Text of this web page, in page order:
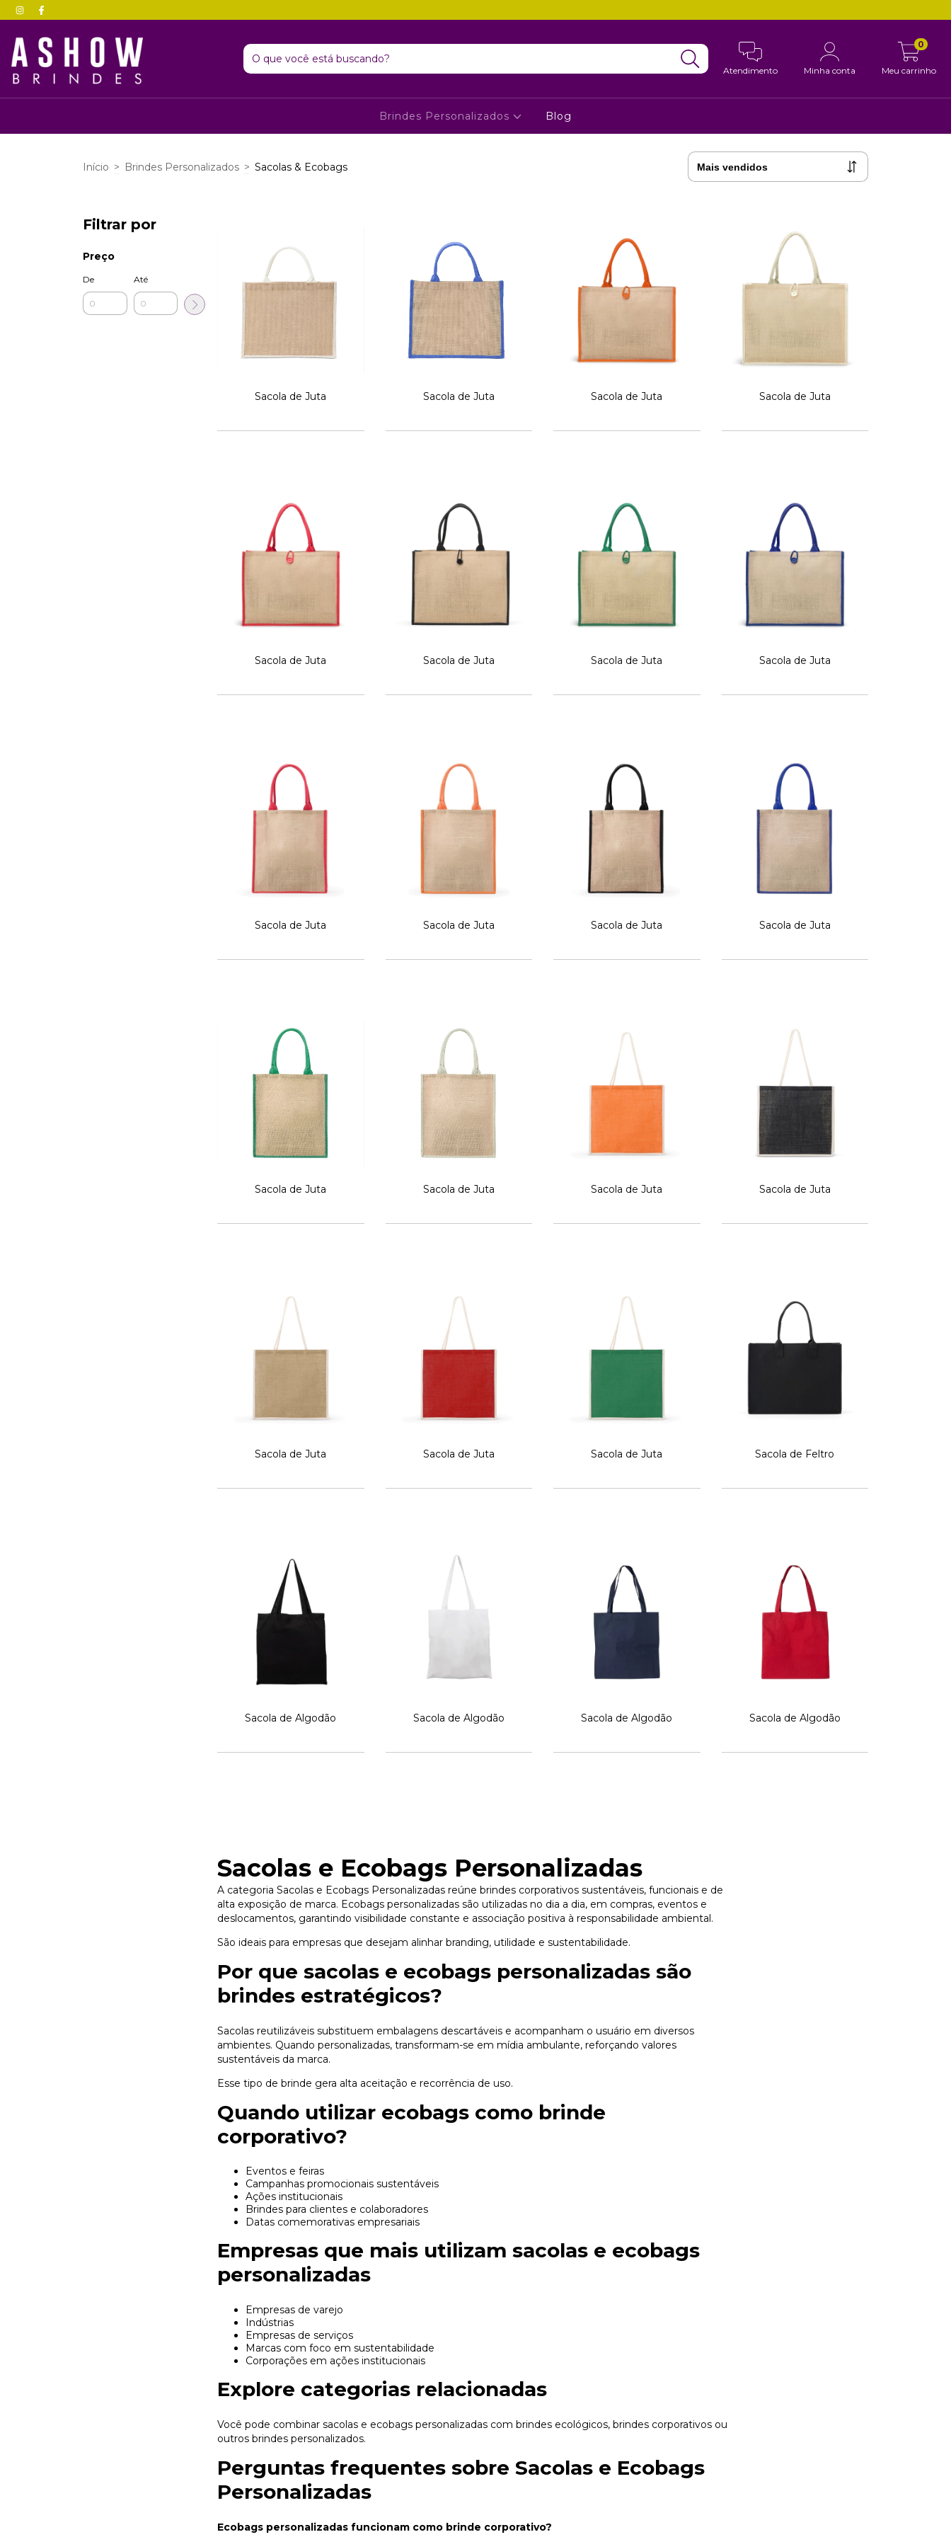
Atendimento Minha conta Meu carrinho
0
Brindes Personalizados Blog
Início > Brindes Personalizados > Sacolas & Ecobags
Filtrar por
Preço
De Até
Sacola de Juta Sacola de Juta Sacola de Juta Sacola de Juta
Sacola de Juta Sacola de Juta Sacola de Juta Sacola de Juta
Sacola de Juta Sacola de Juta Sacola de Juta Sacola de Juta
Sacola de Juta Sacola de Juta Sacola de Juta Sacola de Juta
Sacola de Juta Sacola de Juta Sacola de Juta Sacola de Feltro
Sacola de Algodão Sacola de Algodão Sacola de Algodão Sacola de Algodão
Sacolas e Ecobags Personalizadas
A categoria Sacolas e Ecobags Personalizadas reúne brindes corporativos sustentáveis, funcionais e de
alta exposição de marca. Ecobags personalizadas são utilizadas no dia a dia, em compras, eventos e
deslocamentos, garantindo visibilidade constante e associação positiva à responsabilidade ambiental.
São ideais para empresas que desejam alinhar branding, utilidade e sustentabilidade.
Por que sacolas e ecobags personalizadas são
brindes estratégicos?
Sacolas reutilizáveis substituem embalagens descartáveis e acompanham o usuário em diversos
ambientes. Quando personalizadas, transformam-se em mídia ambulante, reforçando valores
sustentáveis da marca.
Esse tipo de brinde gera alta aceitação e recorrência de uso.
Quando utilizar ecobags como brinde
corporativo?
Eventos e feiras
Campanhas promocionais sustentáveis
Ações institucionais
Brindes para clientes e colaboradores
Datas comemorativas empresariais
Empresas que mais utilizam sacolas e ecobags
personalizadas
Empresas de varejo
Indústrias
Empresas de serviços
Marcas com foco em sustentabilidade
Corporações em ações institucionais
Explore categorias relacionadas
Você pode combinar sacolas e ecobags personalizadas com brindes ecológicos, brindes corporativos ou
outros brindes personalizados.
Perguntas frequentes sobre Sacolas e Ecobags
Personalizadas
Ecobags personalizadas funcionam como brinde corporativo?